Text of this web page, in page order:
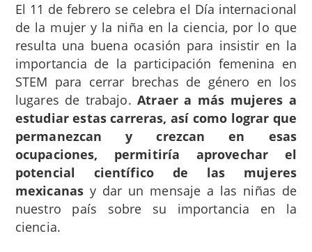
El 11 de febrero se celebra el Día internacional
de la mujer y la niña en la ciencia, por lo que
resulta una buena ocasión para insistir en la
importancia de la participación femenina en
STEM para cerrar brechas de género en los
lugares de trabajo.Atraer a más mujeres a
estudiar estas carreras, así como lograr que
permanezcan y crezcan en esas
ocupaciones, permitiría aprovechar el
potencial científico de las mujeres
mexicanasy dar un mensaje a las niñas de
nuestro país sobre su importancia en la
ciencia.